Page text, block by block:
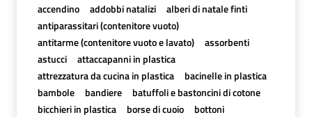
accendino addobbi natalizi
alberi di natale finti
antiparassitari (contenitore vuoto)
antitarme (contenitore vuoto e lavato)
assorbenti
astucci
attaccapanni in plastica
attrezzatura da cucina in plastica
bacinelle in plastica
bambole
bandiere
batuffoli e bastoncini di cotone
bicchieri in plastica
borse di cuoio
bottoni